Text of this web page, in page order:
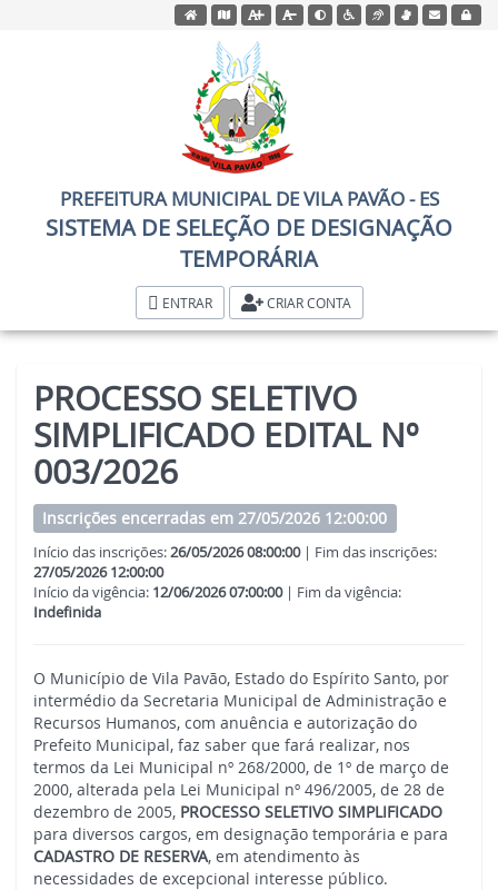
Acessar página inicial do site
Acessar o mapa do siteAção para aumentar tamanho da fonte do site
Ação para diminuir tamanho da fonte
Ação para aplicar auto
Acessar página sobre
Acessar página sobre
Acessar página
Acessar
PREFEITURA MUNICIPAL DE VILA PAVÃO - ES
SISTEMA DE SELEÇÃO DE DESIGNAÇÃO
TEMPORÁRIA
ENTRAR CRIAR CONTA
PROCESSO SELETIVO
SIMPLIFICADO EDITAL Nº
003/2026
Inscrições encerradas em 27/05/2026 12:00:00
Início das inscrições:26/05/2026 08:00:00| Fim das inscrições:
27/05/2026 12:00:00
Início da vigência: 12/06/2026 07:00:00| Fim da vigência:
Indefinida
O Município de Vila Pavão, Estado do Espírito Santo, por
intermédio da Secretaria Municipal de Administração e
Recursos Humanos, com anuência e autorização do
Prefeito Municipal, faz saber que fará realizar, nos
termos da Lei Municipal nº 268/2000, de 1º de março de
2000, alterada pela Lei Municipal nº 496/2005, de 28 de
dezembro de 2005, PROCESSO SELETIVO SIMPLIFICADO
para diversos cargos, em designação temporária e para
CADASTRO DE RESERVA, em atendimento às
necessidades de excepcional interesse público.